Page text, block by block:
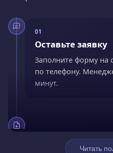
01
Оставьте заявку
Заполните форму на
по телефону.
минут.
02
ЗаключитеЧитать